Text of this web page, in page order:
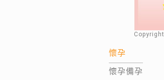
Copyright
懷孕
懷孕備孕